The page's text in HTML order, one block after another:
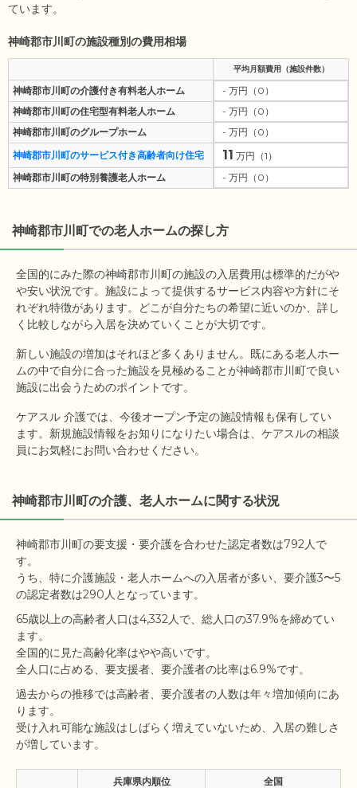
ています。
神崎郡市川町の施設種別の費用相場
平均月額費用（施設件数）
神崎郡市川町の介護付き有料老人ホーム
- 万円（0）
神崎郡市川町の住宅型有料老人ホーム
- 万円（0）
神崎郡市川町のグループホーム
- 万円（0）
神崎郡市川町のサービス付き高齢者向け住宅
11 万円（1）
神崎郡市川町の特別養護老人ホーム
- 万円（0）
神崎郡市川町での老人ホームの探し方
全国的にみた際の神崎郡市川町の施設の入居費用は標準的だがや
や安い状況です。施設によって提供するサービス内容や方針にそ
れぞれ特徴があります。どこが自分たちの希望に近いのか、詳し
く比較しながら入居を決めていくことが大切です。
新しい施設の増加はそれほど多くありません。既にある老人ホー
ムの中で自分に合った施設を見極めることが神崎郡市川町で良い
施設に出会うためのポイントです。
ケアスル 介護では、今後オープン予定の施設情報も保有してい
ます。新規施設情報をお知りになりたい場合は、ケアスルの相談
員にお気軽にお問い合わせください。
神崎郡市川町の介護、老人ホームに関する状況
神崎郡市川町の要支援・要介護を合わせた認定者数は792人で
す。
うち、特に介護施設・老人ホームへの入居者が多い、要介護3〜5
65歳以上の高齢者人口は4,332人で、総人口の37.9%を締めてい
ます。
全国的に見た高齢化率はやや高いです。
過去からの推移では高齢者、要介護者の人数は年々増加傾向にあ
ります。
受け入れ可能な施設はしばらく増えていないため、入居の難しさ
兵庫県内順位
全国